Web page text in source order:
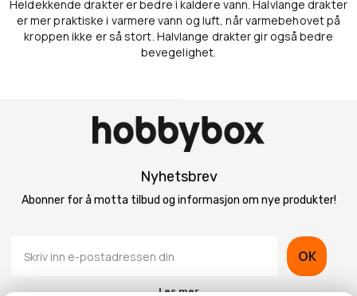
Heldekkende drakter er bedre i kaldere vann. Halvlange drakter
er mer praktiske i varmere vann og luft, når varmebehovet på
kroppen ikke er så stort. Halvlange drakter gir også bedre
bevegelighet.
Nyhetsbrev
Abonner for å motta tilbud og informasjon om nye produkter!
OK
Les mer